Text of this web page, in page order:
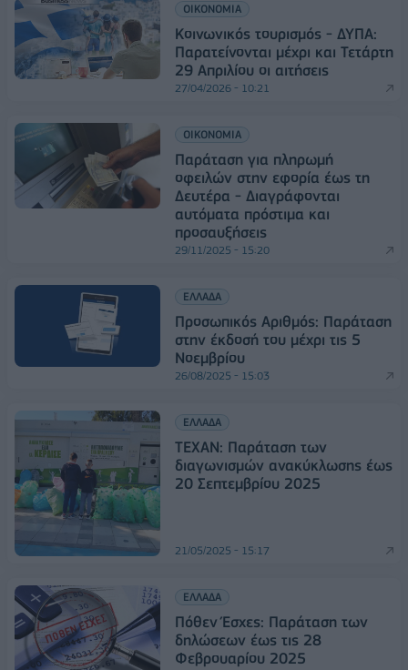
ΟΙΚΟΝΟΜΙΑ
Κοινωνικός τουρισμός - ΔΥΠΑ:
Παρατείνονται μέχρι και Τετάρτη
29 Απριλίου οι αιτήσεις
27/04/2026 - 10:21
ΟΙΚΟΝΟΜΙΑ
Παράταση για πληρωμή
οφειλών στην εφορία έως τη
Δευτέρα - Διαγράφονται
αυτόματα πρόστιμα και
προσαυξήσεις
29/11/2025 - 15:20
ΕΛΛΑΔΑ
Προσωπικός Αριθμός: Παράταση
στην έκδοσή του μέχρι τις 5
Νοεμβρίου
26/08/2025 - 15:03
ΕΛΛΑΔΑ
TEXAN: Παράταση των
διαγωνισμών ανακύκλωσης έως
20 Σεπτεμβρίου 2025
21/05/2025 - 15:17
ΕΛΛΑΔΑ
Πόθεν Έσχες: Παράταση των
δηλώσεων έως τις 28
Φεβρουαρίου 2025